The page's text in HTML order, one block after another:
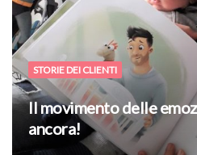
STORIE DEI CLIENTI
Il movimento delle
ancora!